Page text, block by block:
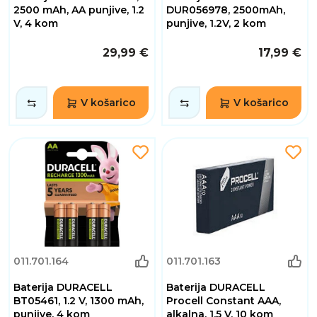
2500 mAh, AA punjive, 1.2
V, 4 kom
29,99 €
V košarico
DUR056978, 2500mAh,
punjive, 1.2V, 2 kom
17,99 €
V košarico
011.701.164
Baterija DURACELL
BT05461, 1.2 V, 1300 mAh,
punjive, 4 kom
011.701.163
Baterija DURACELL
Procell Constant AAA,
alkalna, 1.5 V, 10 kom